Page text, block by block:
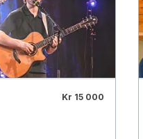
Kr 15 000